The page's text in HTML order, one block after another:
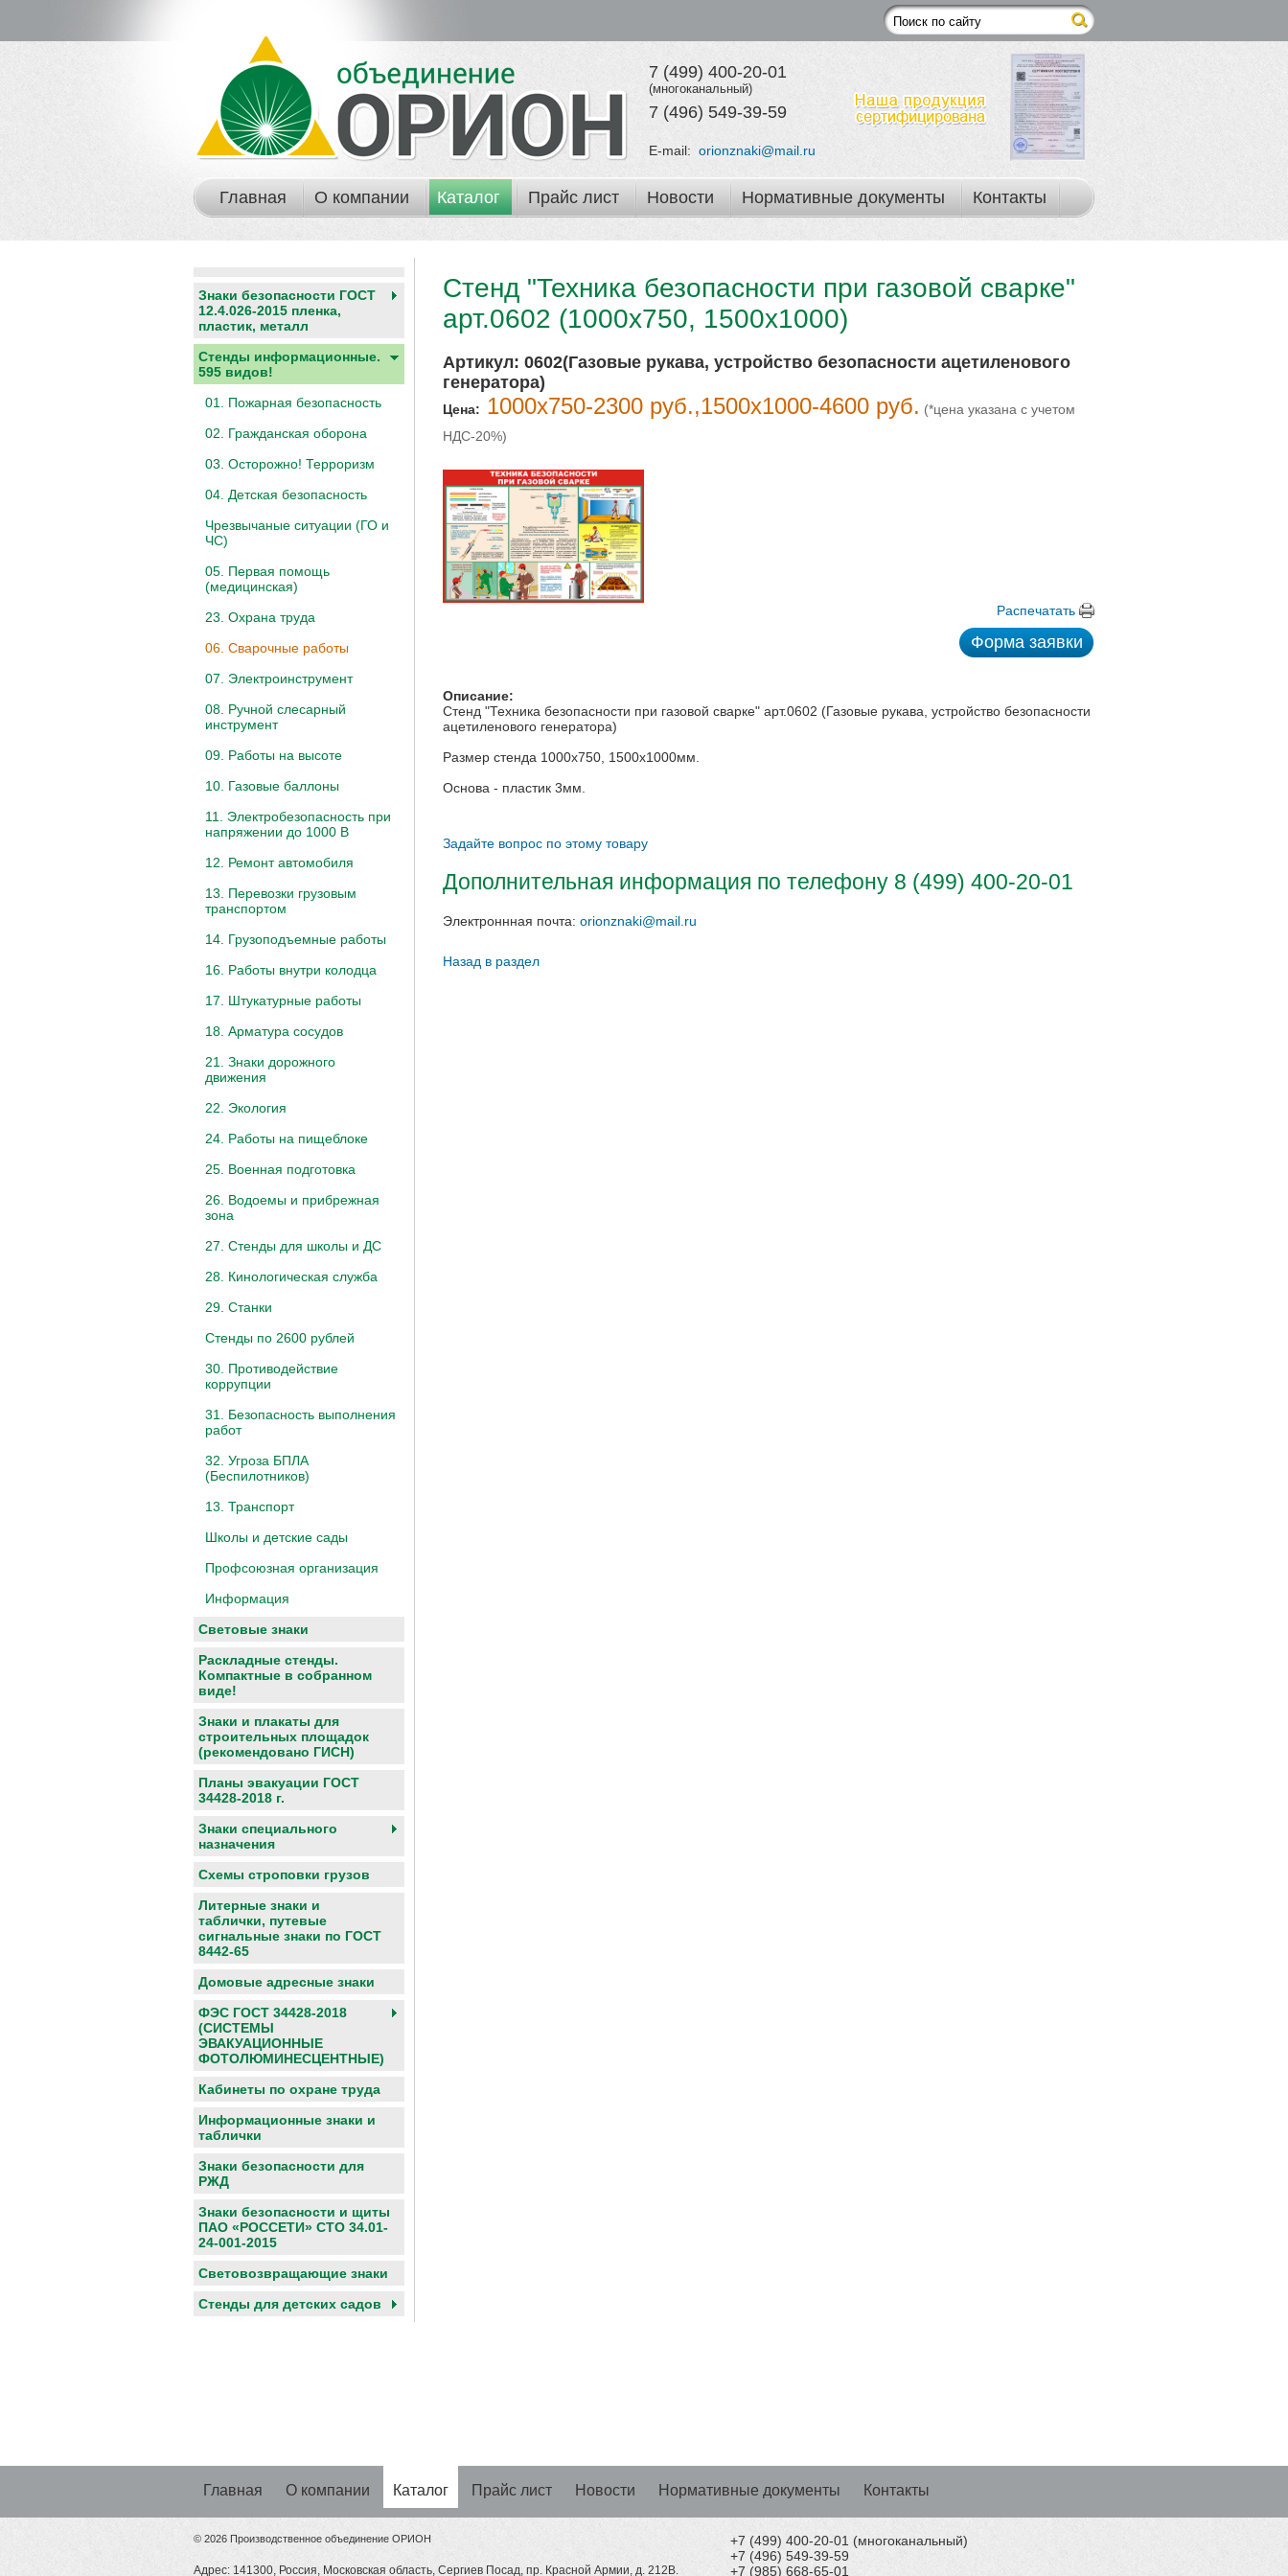
7 (499) 400-20-01
(многоканальный)
7 (496) 549-39-59
E-mail: orionznaki@mail.ru
Главная О компании Каталог Прайс лист Новости Нормативные документы Контакты
Знаки безопасности ГОСТ
12.4.026-2015 пленка,
пластик, металл
Стенды информационные.
595 видов!
01. Пожарная безопасность
02. Гражданская оборона
03. Осторожно! Терроризм
04. Детская безопасность
Чрезвычаные ситуации (ГО и
ЧС)
05. Первая помощь
(медицинская)
23. Охрана труда
06. Сварочные работы
07. Электроинструмент
08. Ручной слесарный
инструмент
09. Работы на высоте
10. Газовые баллоны
11. Электробезопасность при
напряжении до 1000 В
12. Ремонт автомобиля
13. Перевозки грузовым
транспортом
14. Грузоподъемные работы
16. Работы внутри колодца
17. Штукатурные работы
18. Арматура сосудов
21. Знаки дорожного
движения
22. Экология
24. Работы на пищеблоке
25. Военная подготовка
26. Водоемы и прибрежная
зона
27. Стенды для школы и ДС
28. Кинологическая служба
29. Станки
Стенды по 2600 рублей
30. Противодействие
коррупции
31. Безопасность выполнения
работ
32. Угроза БПЛА
(Беспилотников)
13. Транспорт
Школы и детские сады
Профсоюзная организация
Информация
Световые знаки
Раскладные стенды.
Компактные в собранном
виде!
Знаки и плакаты для
строительных площадок
(рекомендовано ГИСН)
Планы эвакуации ГОСТ
34428-2018 г.
Знаки специального
назначения
Схемы строповки грузов
Литерные знаки и
таблички, путевые
сигнальные знаки по ГОСТ
8442-65
Домовые адресные знаки
ФЭС ГОСТ 34428-2018
(СИСТЕМЫ
ЭВАКУАЦИОННЫЕ
ФОТОЛЮМИНЕСЦЕНТНЫЕ)
Кабинеты по охране труда
Информационные знаки и
таблички
Знаки безопасности для
РЖД
Знаки безопасности и щиты
ПАО «РОССЕТИ» СТО 34.01-
24-001-2015
Световозвращающие знаки
Cтенды для детских садов
Стенд "Техника безопасности при газовой сварке"
арт.0602 (1000х750, 1500х1000)
Артикул: 0602(Газовые рукава, устройство безопасности ацетиленового
генератора)
Цена: 1000х750-2300 руб.,1500х1000-4600 руб. (*цена указана с учетом
НДС-20%)
Распечатать
Форма заявки
Описание:
Стенд "Техника безопасности при газовой сварке" арт.0602 (Газовые рукава, устройство безопасности
ацетиленового генератора)
Размер стенда 1000х750, 1500х1000мм.
Основа - пластик 3мм.
Задайте вопрос по этому товару
Дополнительная информация по телефону 8 (499) 400-20-01
Электроннная почта: orionznaki@mail.ru
Назад в раздел
Главная О компании Каталог Прайс лист Новости Нормативные документы Контакты
© 2026 Производственное объединение ОРИОН
Адрес: 141300, Россия, Московская область, Сергиев Посад, пр. Красной Армии, д. 212В.
+7 (499) 400-20-01 (многоканальный)
+7 (496) 549-39-59
+7 (985) 668-65-01